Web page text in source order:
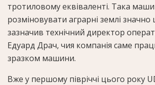
тротиловому еквіваленті. Така
розміновувати аграрні землі
зазначив технічний директор
Едуард Драч, чия компанія саме
зразком машини.
Вже у першому півріччі цього року